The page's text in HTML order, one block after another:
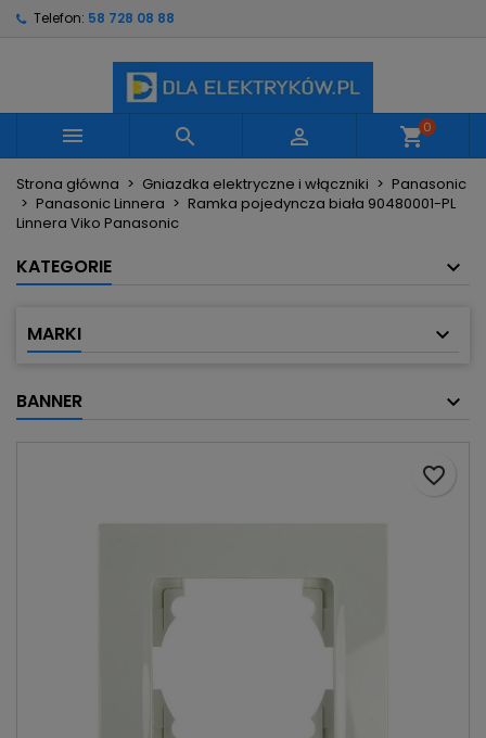
Telefon: 58 728 08 88
   shopping_cart0
Strona główna Gniazdka elektryczne i włączniki
Panasonic
Panasonic Linnera
Ramka pojedyncza biała 90480001-PL
Linnera Viko Panasonic
KATEGORIE
MARKI
BANNER
favorite_border
Utwórz nową listę
Nazwa listy życzeń
Anuluj Utwórz listę życzeń
Musisz być zalogowany by zapisać produkty na
swojej liście życzeń.
Anuluj Zaloguj się